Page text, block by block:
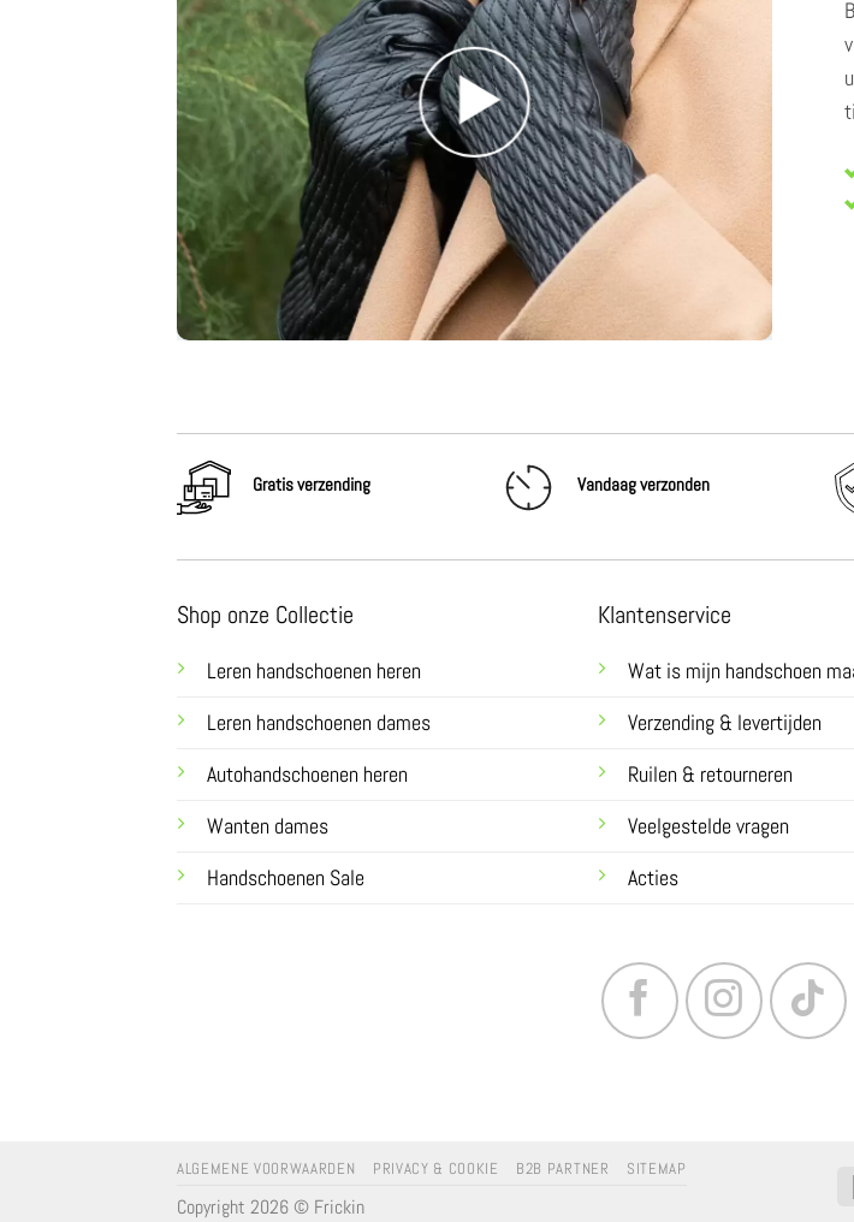
Gratis verzending Vandaag verzonden
Shop onze Collectie
Leren handschoenen heren
Leren handschoenen dames
Autohandschoenen heren
Wanten dames
Handschoenen Sale
Klantenservice
Wat is mijn handschoen
Verzending & levertijden
Ruilen & retourneren
Veelgestelde vragen
Acties
ALGEMENE VOORWAARDEN PRIVACY & COOKIE B2B PARTNER SITEMAP
Copyright 2026 © Frickin